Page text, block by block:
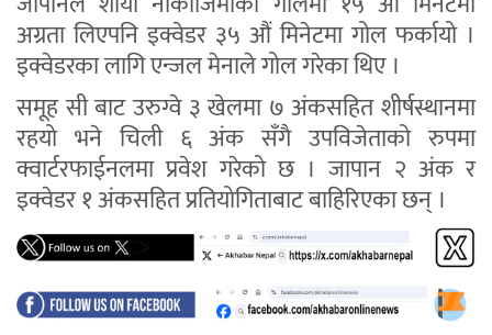
अग्रता लिएपनि इक्वेडर ३५ औं मिनेटमा गोल फर्कायो ।
इक्वेडरका लागि एन्जल मेनाले गोल गरेका थिए ।
समूह सी बाट उरुग्वे ३ खेलमा ७ अंकसहित शीर्षस्थानमा
रहयो भने चिली ६ अंक सँगै उपविजेताको रुपमा
क्वार्टरफाईनलमा प्रवेश गरेको छ । जापान २ अंक र
इक्वेडर १ अंकसहित प्रतियोगिताबाट बाहिरिएका छन् ।